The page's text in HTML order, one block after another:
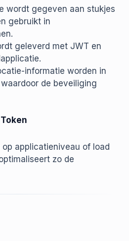
wordt gegeven aan stukjes
gebruikt in
geleverd met JWT en
informatie worden in
de beveiliging
applicatieniveau of load
zo de